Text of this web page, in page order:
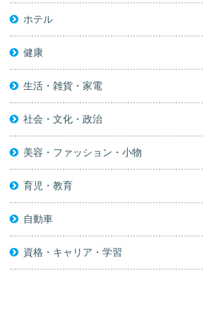
ホテル
健康
生活・雑貨・家電
社会・文化・政治
美容・ファッション・小物
育児・教育
自動車
資格・キャリア・学習